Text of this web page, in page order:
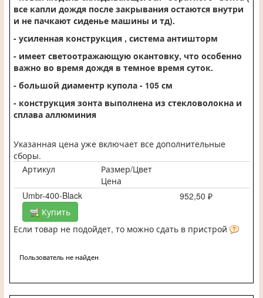
все капли дождя после закрывания остаются внутри
и не пачкают сиденье машины и тд).
- усиленная конструкция , система антишторм
- имеет светоотражающую окантовку, что особенно
важно во время дождя в темное время суток.
- большой диаментр купола - 105 см
- конструкция зонта выполнена из стекловолокна и
сплава аллюминия
Указанная цена уже включает все дополнительные
сборы.
Артикул
Размер/Цвет
Цена
Umbr-400-Black
952,50 ₽
Купить
Если товар не подойдет, то можно сдать в пристрой
Пользователь не найден